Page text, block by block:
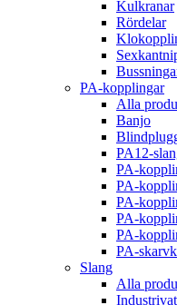
Kulkranar
Rördelar
PA-kopplingar
Alla
Banjo
PA12-
PA-
PA-
PA-
PA-
PA-
PA-
Slang
Alla